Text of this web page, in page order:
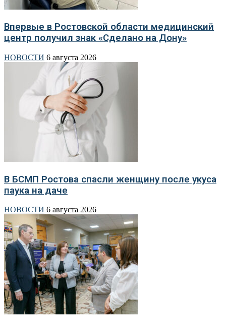
Впервые в Ростовской области медицинский
центр получил знак «Сделано на Дону»
НОВОСТИ 6 августа 2026
В БСМП Ростова спасли женщину после укуса
паука на даче
НОВОСТИ 6 августа 2026